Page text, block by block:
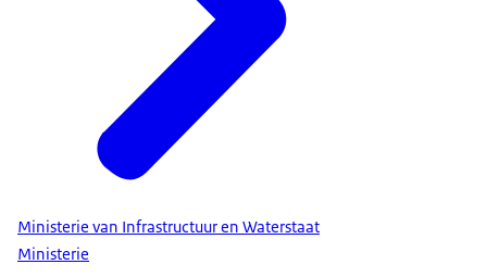
Ministerie van Infrastructuur en Waterstaat
Ministerie